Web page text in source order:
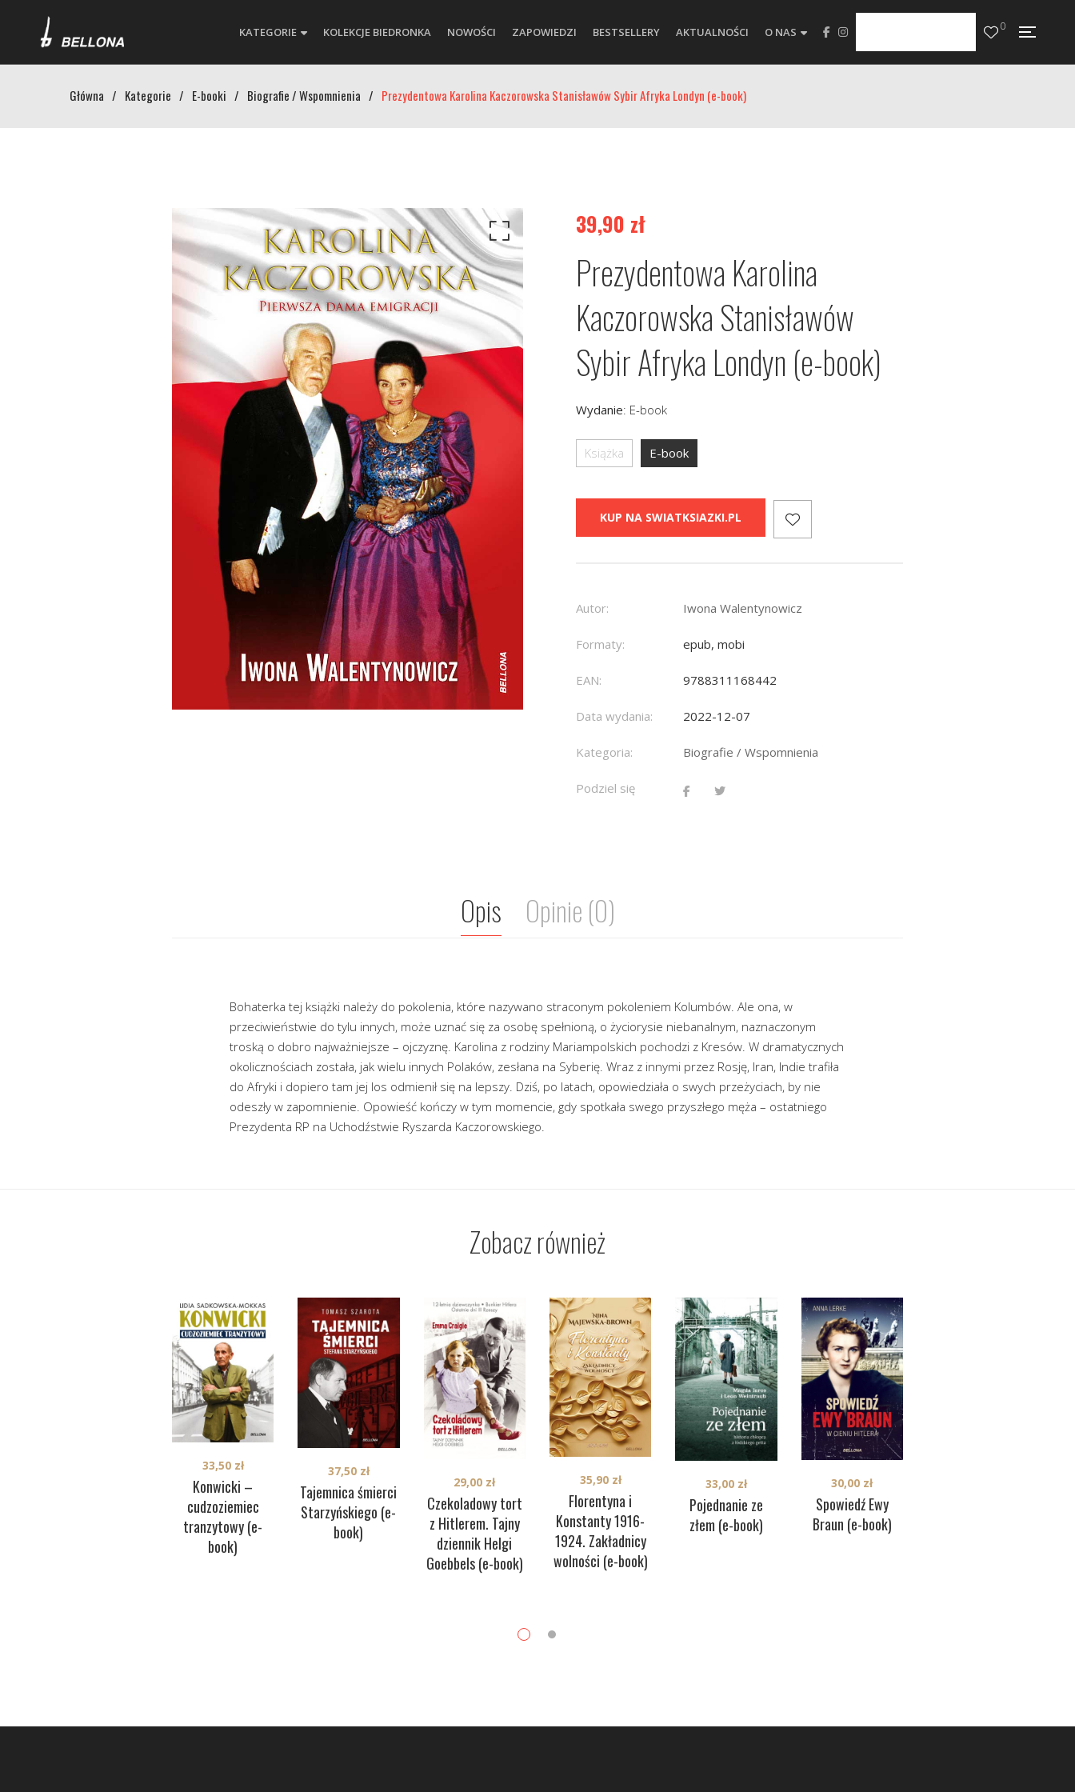
KATEGORIE KOLEKCJE BIEDRONKA NOWOŚCI ZAPOWIEDZI BESTSELLERY AKTUALNOŚCI O NAS 0
Główna / Kategorie / E-booki / Biografie / Wspomnienia / Prezydentowa Karolina Kaczorowska Stanisławów Sybir Afryka Londyn (e-book)
39,90 zł
Prezydentowa Karolina
Kaczorowska Stanisławów
Sybir Afryka Londyn (e-book)
Wydanie: E-book
Książka E-book
KUP NA SWIATKSIAZKI.PL
Autor: Iwona Walentynowicz
Formaty: epub, mobi
EAN: 9788311168442
Data wydania: 2022-12-07
Kategoria: Biografie / Wspomnienia
Podziel się
Opis Opinie (0)
Bohaterka tej książki należy do pokolenia, które nazywano straconym pokoleniem Kolumbów. Ale ona, w
przeciwieństwie do tylu innych, może uznać się za osobę spełnioną, o życiorysie niebanalnym, naznaczonym
troską o dobro najważniejsze – ojczyznę. Karolina z rodziny Mariampolskich pochodzi z Kresów. W dramatycznych
okolicznościach została, jak wielu innych Polaków, zesłana na Syberię. Wraz z innymi przez Rosję, Iran, Indie trafiła
do Afryki i dopiero tam jej los odmienił się na lepszy. Dziś, po latach, opowiedziała o swych przeżyciach, by nie
odeszły w zapomnienie. Opowieść kończy w tym momencie, gdy spotkała swego przyszłego męża – ostatniego
Prezydenta RP na Uchodźstwie Ryszarda Kaczorowskiego.
Zobacz również
Konwicki –
cudzoziemiec
tranzytowy (e-
book)
33,50 zł
Tajemnica śmierci
Starzyńskiego (e-
book)
37,50 zł
Czekoladowy tort
z Hitlerem. Tajny
dziennik Helgi
Goebbels (e-book)
29,00 zł
Florentyna i
Konstanty 1916-
1924. Zakładnicy
wolności (e-book)
35,90 zł
Pojednanie ze
złem (e-book)
33,00 zł
Spowiedź Ewy
Braun (e-book)
30,00 zł